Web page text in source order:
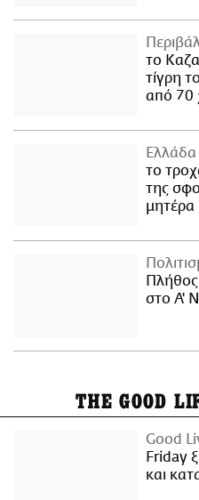
το
τίγρη
από 70
Ελλάδα
το
της
μητέρα
στο Α'
THE GOOD
Good
Friday
και